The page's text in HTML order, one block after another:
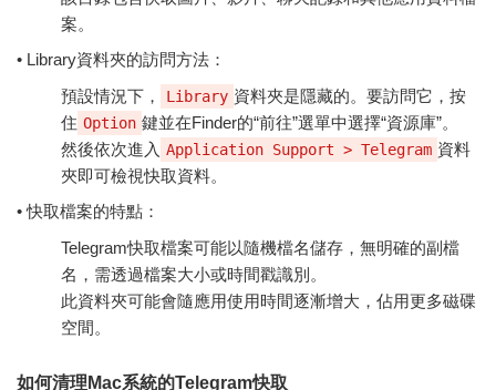
案。
• Library資料夾的訪問方法：
預設情況下，
Library 資料夾是隱藏的。要訪問它，按
住 Option 鍵並在Finder的“前往”選單中選擇“資源庫”。
然後依次進入 Application Support > Telegram 資料
夾即可檢視快取資料。
• 快取檔案的特點：
Telegram快取檔案可能以隨機檔名儲存，無明確的副檔
名，需透過檔案大小或時間戳識別。
此資料夾可能會隨應用使用時間逐漸增大，佔用更多磁碟
空間。
如何清理Mac系統的Telegram快取